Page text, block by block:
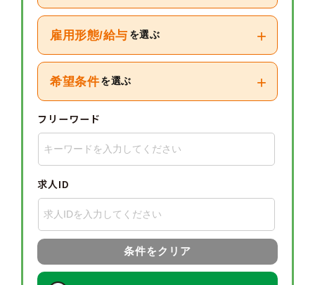
雇用形態/給与 を選ぶ +
希望条件 を選ぶ +
フリーワード
求人ID
条件をクリア